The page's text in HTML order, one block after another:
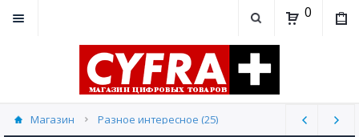
0
Магазин Разное интересное (25)